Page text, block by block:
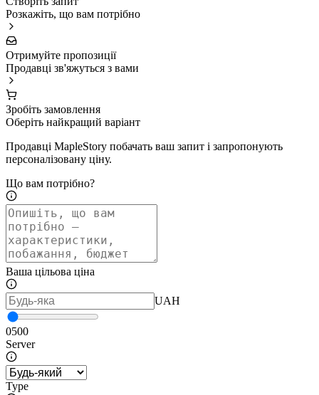
Розкажіть, що вам потрібно
Отримуйте пропозиції
Продавці зв'яжуться з вами
Зробіть замовлення
Оберіть найкращий варіант
Продавці MapleStory побачать ваш запит і запропонують
персоналізовану ціну.
Що вам потрібно?
Ваша цільова ціна
UAH
0500
Server
Type